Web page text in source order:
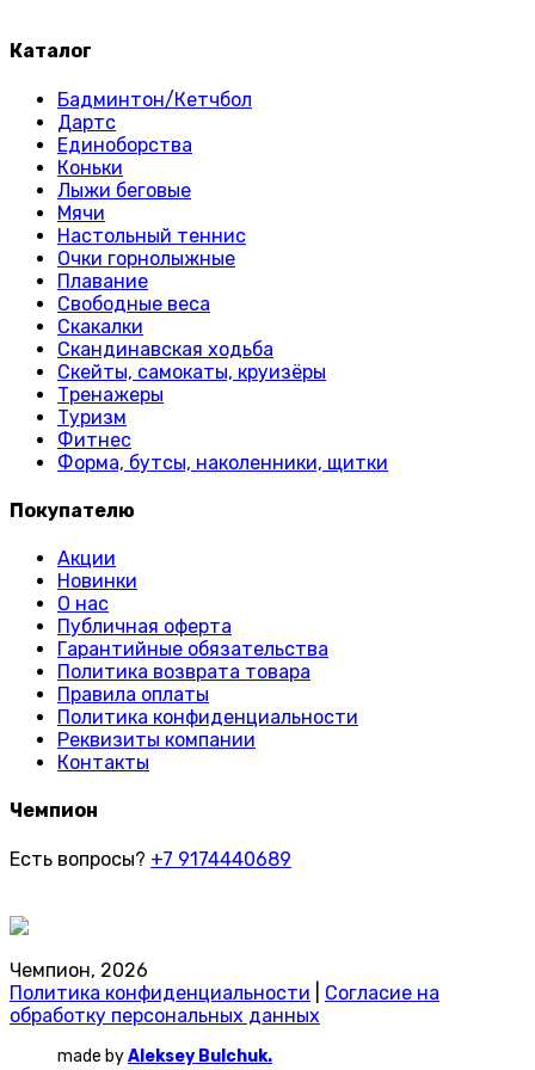
Каталог
Бадминтон/Кетчбол
Дартс
Единоборства
Коньки
Лыжи беговые
Мячи
Настольный теннис
Очки горнолыжные
Плавание
Свободные веса
Скакалки
Скандинавская ходьба
Скейты, самокаты, круизёры
Тренажеры
Туризм
Фитнес
Форма, бутсы, наколенники, щитки
Покупателю
Акции
Новинки
О нас
Публичная оферта
Гарантийные обязательства
Политика возврата товара
Правила оплаты
Политика конфиденциальности
Реквизиты компании
Контакты
Чемпион
Есть вопросы? +7 9174440689
Чемпион, 2026
Политика конфиденциальности
Согласие на
обработку персональных данных
made byAleksey Bulchuk.